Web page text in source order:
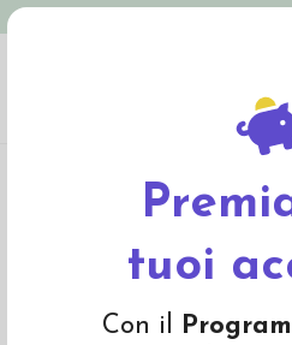
tuoi
Con il
Lana cardata colore Marrone Beige 16014